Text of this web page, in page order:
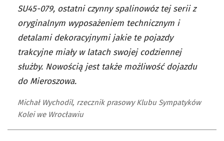
SU45-079, ostatni czynny spalinowóz tej serii z
oryginalnym wyposażeniem technicznym i
detalami dekoracyjnymi jakie te pojazdy
trakcyjne miały w latach swojej codziennej
służby. Nowością jest także możliwość dojazdu
do Mieroszowa.
Michał Wychodil, rzecznik prasowy Klubu Sympatyków
Kolei we Wrocławiu